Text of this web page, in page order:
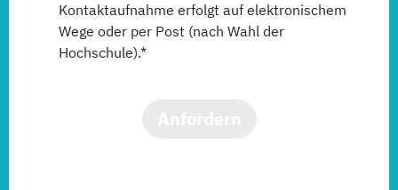
Kontaktaufnahme erfolgt auf elektronischem
Wege oder per Post (nach Wahl der
Hochschule).*